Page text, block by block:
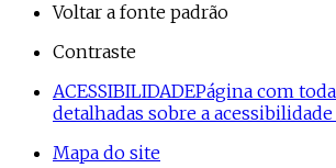
Voltar a fonte padrão
Contraste
ACESSIBILIDADEPágina com
detalhadas sobre a
Mapa do site